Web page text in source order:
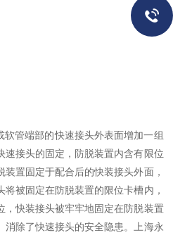
管端部的快速接头外表面增加一组
速接头的固定，防脱装置内含有限位
置固定于配合后的快装接头外面，
被固定在防脱装置的限位卡槽内，
，快装接头被牢牢地固定在防脱装置
消除了快速接头的安全隐患。上海永